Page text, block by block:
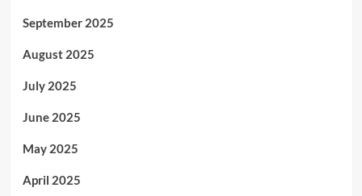
September 2025
August 2025
July 2025
June 2025
May 2025
April 2025